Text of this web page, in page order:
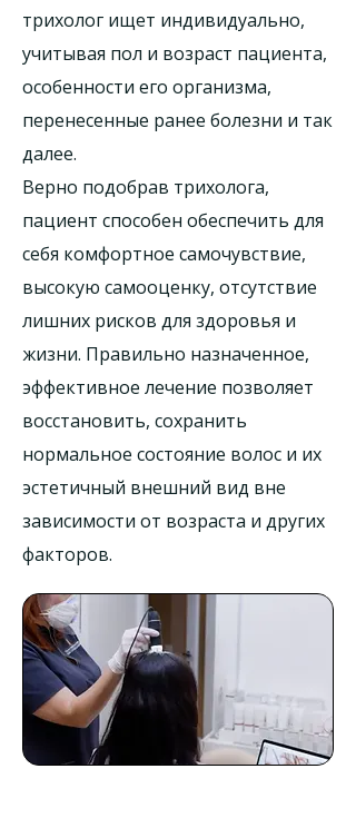
трихолог ищет индивидуально,
учитывая пол и возраст пациента,
особенности его организма,
перенесенные ранее болезни и так
далее.
Верно подобрав трихолога,
пациент способен обеспечить для
себя комфортное самочувствие,
высокую самооценку, отсутствие
лишних рисков для здоровья и
жизни. Правильно назначенное,
эффективное лечение позволяет
восстановить, сохранить
нормальное состояние волос и их
эстетичный внешний вид вне
зависимости от возраста и других
факторов.